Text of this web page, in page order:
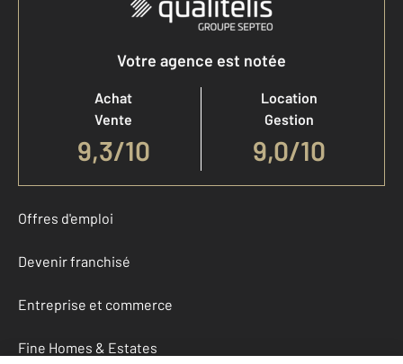
Votre agence est notée
Achat
Vente
9,3/10
Location
Gestion
9,0/10
Offres d'emploi
Devenir franchisé
Entreprise et commerce
Fine Homes & Estates